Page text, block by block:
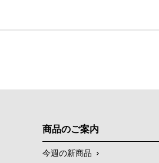
商品のご案内
今週の新商品